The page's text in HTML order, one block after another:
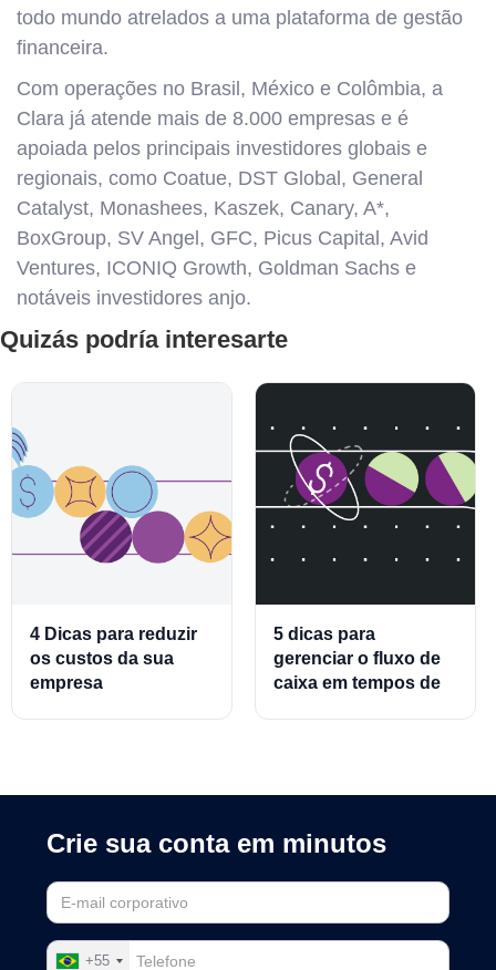
todo mundo atrelados a uma plataforma de gestão
financeira.
Com operações no Brasil, México e Colômbia, a
Clara já atende mais de 8.000 empresas e é
apoiada pelos principais investidores globais e
regionais, como Coatue, DST Global, General
Catalyst, Monashees, Kaszek, Canary, A*,
BoxGroup, SV Angel, GFC, Picus Capital, Avid
Ventures, ICONIQ Growth, Goldman Sachs e
notáveis investidores anjo.
Quizás podría interesarte
4 Dicas para reduzir
os custos da sua
empresa
5 dicas para
gerenciar o fluxo de
caixa em tempos de
Crie sua conta em minutos
+55